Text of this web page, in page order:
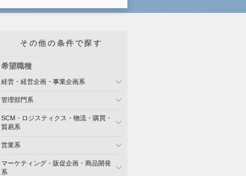
その他の条件で探す
希望職種
経営・経営企画・事業企画系
管理部門系
SCM・ロジスティクス・物流・購買・
貿易系
営業系
マーケティング・販促企画・商品開発
系